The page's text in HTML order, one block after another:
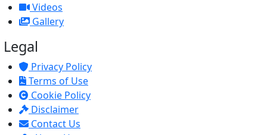
Videos
Gallery
Legal
Privacy Policy
Terms of Use
Cookie Policy
Disclaimer
Contact Us